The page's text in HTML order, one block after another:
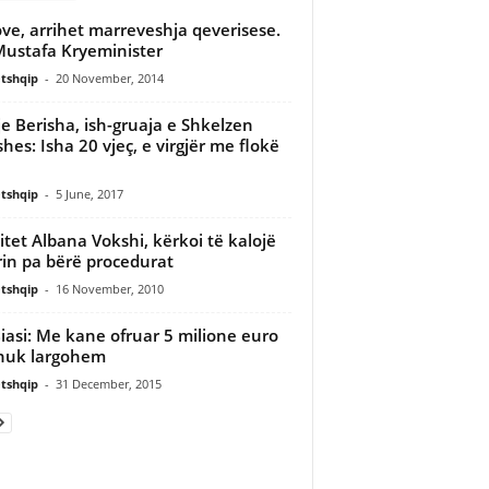
arrihet marreveshja qeverisese.
Kryeminister
- 20 November, 2014
Berisha, ish-gruaja e Shkelzen
Isha 20 vjeç, e virgjër me flokë
- 5 June, 2017
Albana Vokshi, kërkoi të kalojë
pa bërë procedurat
- 16 November, 2010
Me kane ofruar 5 milione euro
largohem
- 31 December, 2015